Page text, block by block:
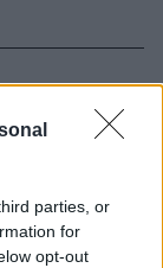
parties, or
for
opt-out
Σχολιασμένα